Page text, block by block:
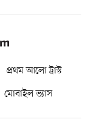
প্রথম আলো ট্রাস্ট
মোবাইল ভ্যাস